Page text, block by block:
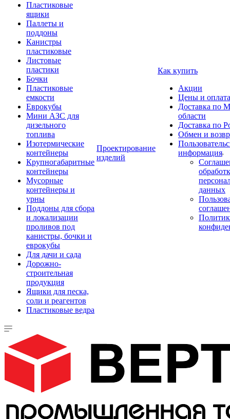
Пластиковые
ящики
Паллеты и
поддоны
Канистры
пластиковые
Листовые
пластики
Бочки
Пластиковые
емкости
Еврокубы
Мини АЗС для
дизельного
топлива
Изотермические
контейнеры
Крупногабаритные
контейнеры
Мусорные
контейнеры и
урны
Поддоны для сбора
и локализации
проливов под
канистры, бочки и
еврокубы
Для дачи и сада
Дорожно-
строительная
продукция
Ящики для песка,
соли и реагентов
Пластиковые ведра
Проектирование
изделий
Как купить
Акции
Цены и оплата
Доставка по
области
Доставка по
Обмен и
информация
данных